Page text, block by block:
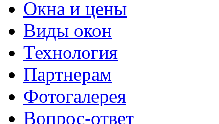
Окна и цены
Виды окон
Технология
Партнерам
Фотогалерея
Вопрос-ответ